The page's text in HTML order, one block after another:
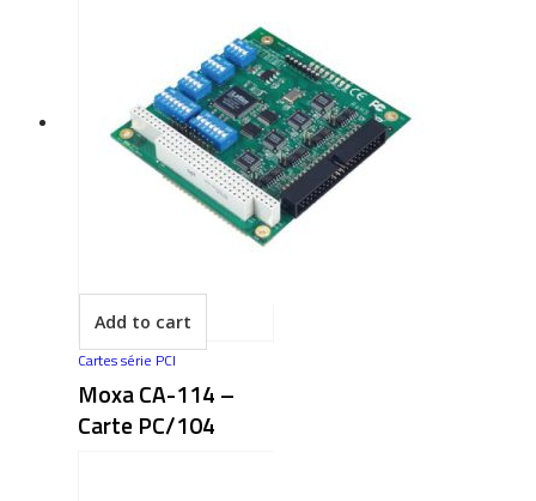
Add to cart
Cartes série PCI
Moxa CA-114 –
Carte PC/104